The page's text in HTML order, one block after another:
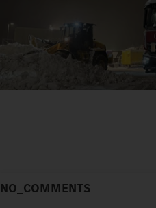
NO_COMMENTS